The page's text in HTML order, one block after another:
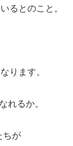
るとのこと。
ります。
れるか。
ちが